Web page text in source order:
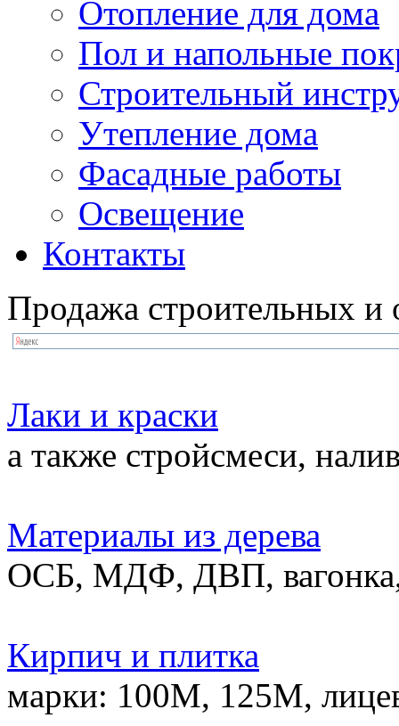
Отопление для дома
Пол и напольные
Строительный
Утепление дома
Фасадные работы
Освещение
Контакты
Продажа строительных и
Лаки и краски
а также стройсмеси,
Материалы из дерева
ОСБ, МДФ, ДВП,
Кирпич и плитка
марки: 100М, 125М,